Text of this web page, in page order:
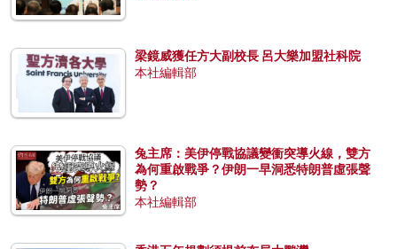
梁鏡威獲任方大副校長 呂大樂加盟社科院
本社編輯部
兔主席：美伊停戰協議變衝突導火線，雙方
為何重啟戰爭？伊朗一早洞悉特朗普虛張聲
勢？
本社編輯部